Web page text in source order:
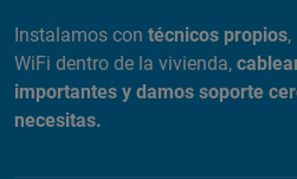
Instalamos con técnicos propios
WiFi dentro de la vivienda,
importantes y damos soporte
necesitas.